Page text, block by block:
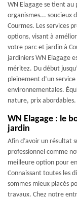
WN Elagage se tient
organismes... soucieux
Courmes. Les services
options, visant à
votre parc et jardin à
jardiniers WN Elagage
méritez. Du début
pleinement d’un
environnementales.
nature, prix abordables.
WN Elagage : le
jardin
Afin d’avoir un résultat
professionnel comme
meilleure option pour
Connaissant toutes les
sommes mieux placés
travaux. Chez notre